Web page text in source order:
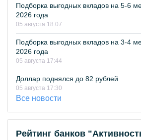
Подборка выгодных вкладов на 5-6
2026 года
05 августа 18:07
Подборка выгодных вкладов на 3-4
2026 года
05 августа 17:44
Доллар поднялся до 82 рублей
05 августа 17:30
Все новости
Рейтинг банков